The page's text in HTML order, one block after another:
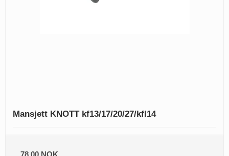
Mansjett KNOTT kf13/17/20/27/kfl14